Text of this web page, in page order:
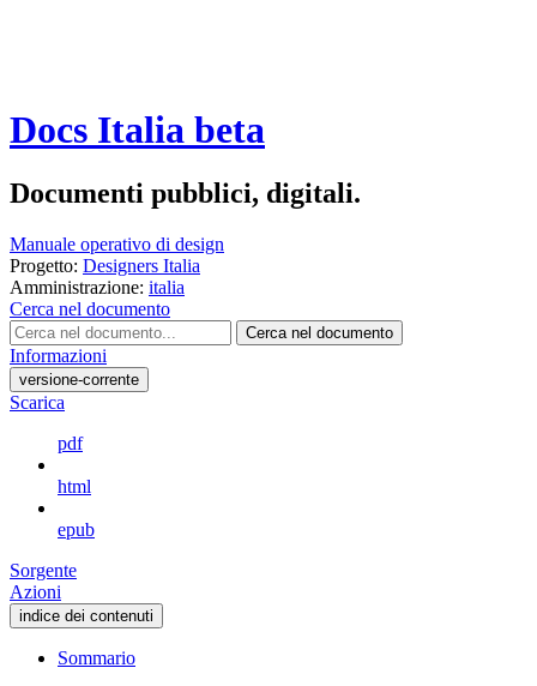
Docs Italia beta
Documenti pubblici, digitali.
Manuale operativo di design
Progetto: Designers Italia
Amministrazione: italia
Cerca nel documento
Cerca nel documento
Informazioni
versione-corrente
Scarica
pdf
html
epub
Sorgente
Azioni
indice dei contenuti
Sommario